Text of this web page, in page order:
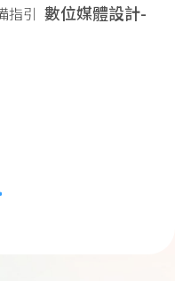
指引 數位媒體設計-